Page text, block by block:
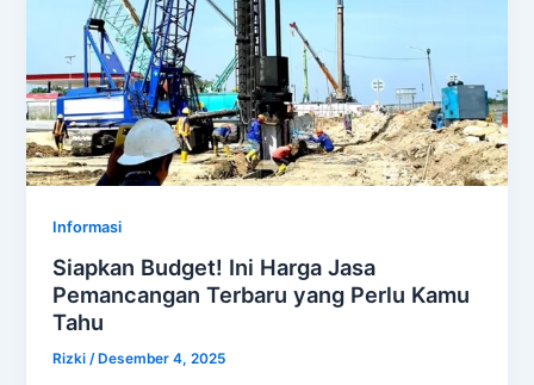
Informasi
Siapkan Budget! Ini Harga Jasa
Pemancangan Terbaru yang Perlu Kamu
Tahu
Rizki/ Desember 4, 2025